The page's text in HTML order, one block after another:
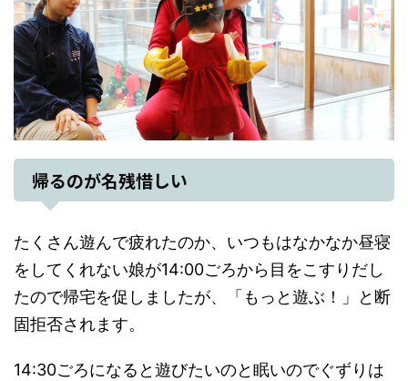
帰るのが名残惜しい
たくさん遊んで疲れたのか、いつもはなかなか昼寝
をしてくれない娘が14:00ごろから目をこすりだし
たので帰宅を促しましたが、「もっと遊ぶ！」と断
固拒否されます。
14:30ごろになると遊びたいのと眠いのでぐずりは